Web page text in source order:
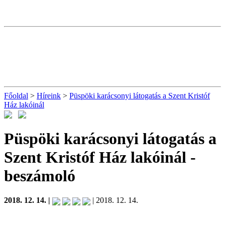
Főoldal > Híreink > Püspöki karácsonyi látogatás a Szent Kristóf
Ház lakóinál
Püspöki karácsonyi látogatás a
Szent Kristóf Ház lakóinál -
beszámoló
2018. 12. 14. | | 2018. 12. 14.